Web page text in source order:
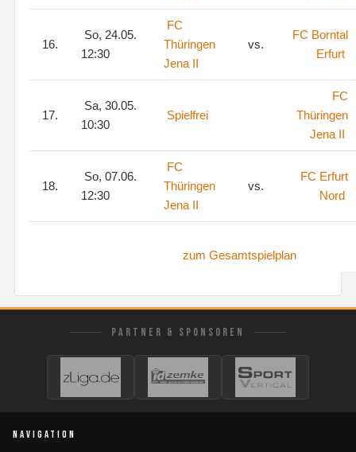
16.
So, 24.05.
12:30
FC
Thüringen
Jena II
vs.
FC Borntal
Erfurt
17.
Sa, 30.05.
10:30
Spielfrei
FC
Thüringen
Jena II
18.
So, 07.06.
12:30
FC
Thüringen
Jena II
vs.
FC Erfurt
Nord
zum Gesamtspielplan
PARTNER & SPONSOREN
NAVIGATION